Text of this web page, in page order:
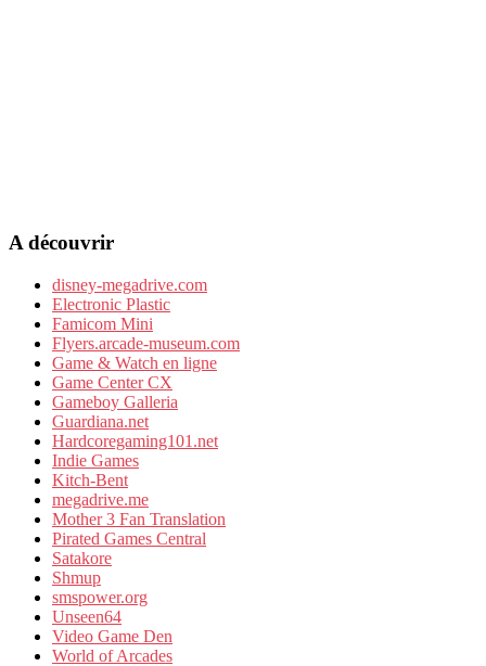
A découvrir
disney-megadrive.com
Electronic Plastic
Famicom Mini
Flyers.arcade-museum.com
Game & Watch en ligne
Game Center CX
Gameboy Galleria
Guardiana.net
Hardcoregaming101.net
Indie Games
Kitch-Bent
megadrive.me
Mother 3 Fan Translation
Pirated Games Central
Satakore
Shmup
smspower.org
Unseen64
Video Game Den
World of Arcades